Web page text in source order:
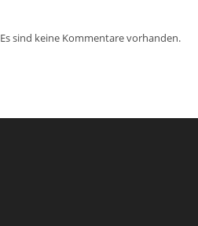
Es sind keine Kommentare vorhanden.